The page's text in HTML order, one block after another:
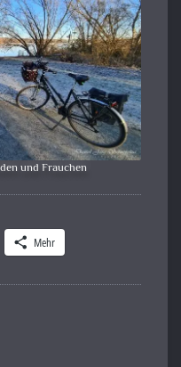
und Frauchen
Mehr